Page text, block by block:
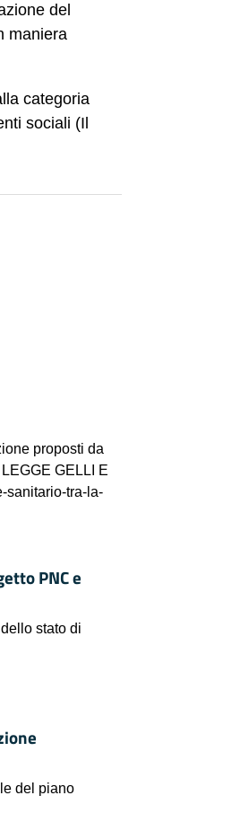
del
maniera
categoria
sociali (Il
proposti da
GELLI E
sanitario-tra-la-
PNC e
stato di
del piano